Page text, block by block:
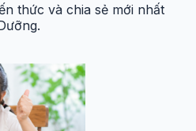
thức và chia sẻ mới nhất